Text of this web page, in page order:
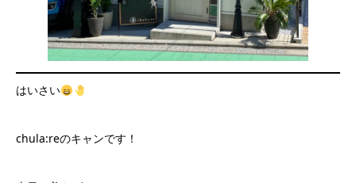
はいさい
chula:reのキャンです！